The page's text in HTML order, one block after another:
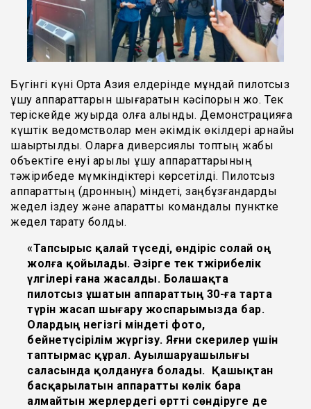
Бүгінгі күні Орта Азия елдерінде мұндай пилотсыз
ұшу аппараттарын шығаратын кәсіпорын жоқ. Тек
теріскейде жуырда қолға алынды. Демонстрацияға
күштік ведомстволар мен әкімдік өкілдері арнайы
шақыртылды. Оларға диверсиялық топтың жабық
объектіге енуі арқылы ұшу аппараттарының
тәжірибеде мүмкіндіктері көрсетілді. Пилотсыз
аппараттың (дронның) міндеті, заңбұзғандарды
жедел іздеу және ақпаратты командалық пунктке
жедел тарату болды.
«Тапсырыс қалай түседі, өндіріс солай оң
жолға қойылады. Әзірге тек тәжірибелік
үлгілері ғана жасалды. Болашақта
пилотсыз ұшатын аппараттың 30-ға тарта
түрін жасап шығару жоспарымызда бар.
Олардың негізгі міндеті фото,
бейнетүсірілім жүргізу. Яғни әскерилер үшін
таптырмас құрал. Ауылшаруашылығы
саласында қолдануға болады. Қашықтан
басқарылатын аппаратты көлік бара
алмайтын жерлердегі өртті сөндіруге де